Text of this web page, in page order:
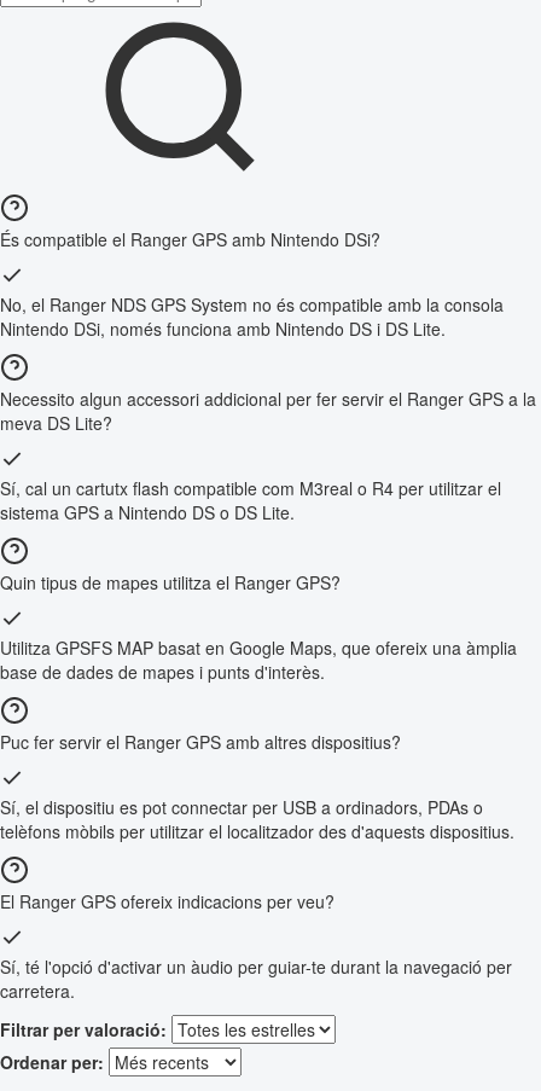
És compatible el Ranger GPS amb Nintendo DSi?
No, el Ranger NDS GPS System no és compatible amb la consola
Nintendo DSi, només funciona amb Nintendo DS i DS Lite.
Necessito algun accessori addicional per fer servir el Ranger GPS a la
meva DS Lite?
Sí, cal un cartutx flash compatible com M3real o R4 per utilitzar el
sistema GPS a Nintendo DS o DS Lite.
Quin tipus de mapes utilitza el Ranger GPS?
Utilitza GPSFS MAP basat en Google Maps, que ofereix una àmplia
base de dades de mapes i punts d'interès.
Puc fer servir el Ranger GPS amb altres dispositius?
Sí, el dispositiu es pot connectar per USB a ordinadors, PDAs o
telèfons mòbils per utilitzar el localitzador des d'aquests dispositius.
El Ranger GPS ofereix indicacions per veu?
Sí, té l'opció d'activar un àudio per guiar-te durant la navegació per
carretera.
Filtrar per valoració:
Ordenar per: